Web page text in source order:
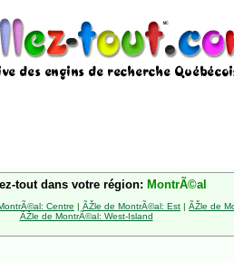
tout dans votre région: MontrÃ©al
Centre | ÃŽle de MontrÃ©al: Est | ÃŽle de
ÃŽle de MontrÃ©al: West-Island